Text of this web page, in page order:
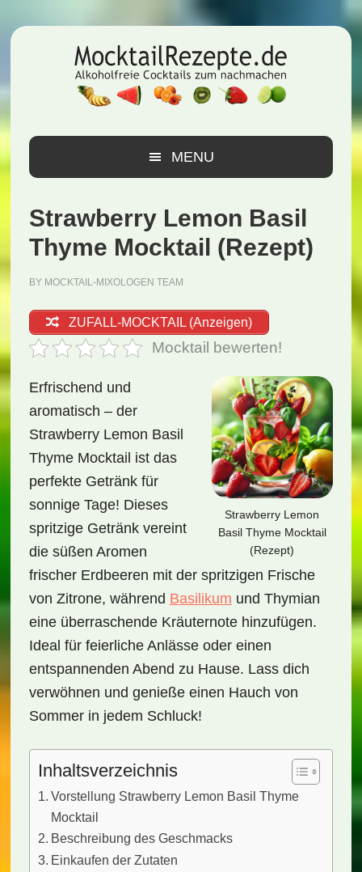
Hauptnavigation
Inhalt
Seitenspalte
MENU
Strawberry Lemon Basil
Thyme Mocktail (Rezept)
BY MOCKTAIL-MIXOLOGEN TEAM
ZUFALL-MOCKTAIL (Anzeigen)
Mocktail bewerten!
Strawberry Lemon
Basil Thyme Mocktail
(Rezept)
Erfrischend und
aromatisch – der
Strawberry Lemon Basil
Thyme Mocktail ist das
perfekte Getränk für
sonnige Tage! Dieses
spritzige Getränk vereint
die süßen Aromen
frischer Erdbeeren mit der spritzigen Frische
von Zitrone, während Basilikum und Thymian
eine überraschende Kräuternote hinzufügen.
Ideal für feierliche Anlässe oder einen
entspannenden Abend zu Hause. Lass dich
verwöhnen und genieße einen Hauch von
Sommer in jedem Schluck!
Inhaltsverzeichnis
Vorstellung Strawberry Lemon Basil Thyme
Mocktail
Beschreibung des Geschmacks
Einkaufen der Zutaten